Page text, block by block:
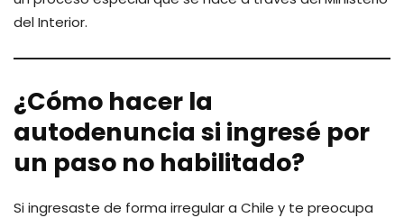
del Interior.
¿Cómo hacer la
autodenuncia si ingresé por
un paso no habilitado?
Si ingresaste de forma irregular a Chile y te preocupa